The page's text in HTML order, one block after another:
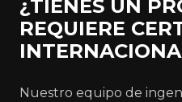
¿TIENES UN
REQUIERE
Nuestro equipo de